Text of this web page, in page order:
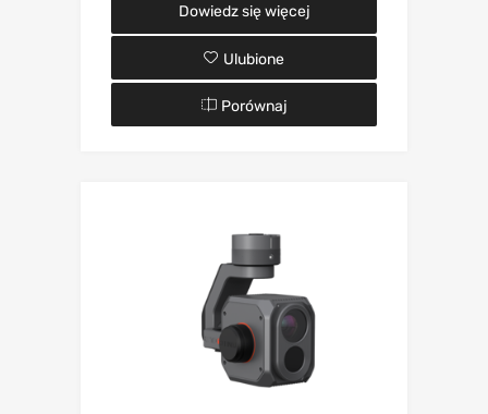
Dowiedz się więcej
Ulubione
Porównaj